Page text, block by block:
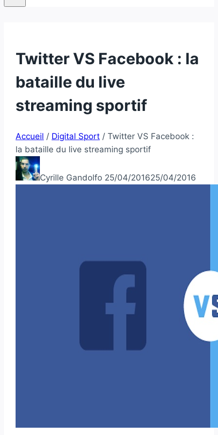
Twitter VS Facebook : la
bataille du live
streaming sportif
Accueil / Digital Sport / Twitter VS Facebook :
la bataille du live streaming sportif
Cyrille Gandolfo 25/04/201625/04/2016